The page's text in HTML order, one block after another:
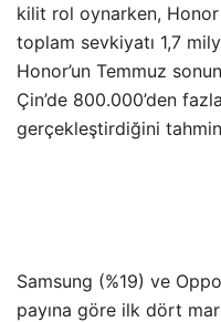
kilit rol oynarken, Honor
toplam sevkiyatı 1,7
Honor’un Temmuz
Çin’de 800.000’den
gerçekleştirdiğini
Samsung (%19) ve
payına göre ilk dört